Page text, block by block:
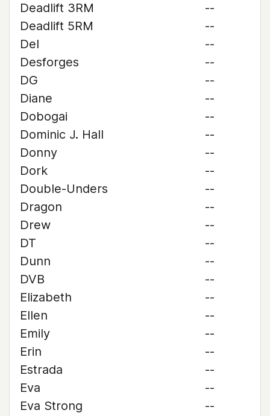
Deadlift 3RM
--
Deadlift 5RM
--
Del
--
Desforges
--
DG
--
Diane
--
Dobogai
--
Dominic J. Hall
--
Donny
--
Dork
--
Double-Unders
--
Dragon
--
Drew
--
DT
--
Dunn
--
DVB
--
Elizabeth
--
Ellen
--
Emily
--
Erin
--
Estrada
--
Eva
--
Eva Strong
--